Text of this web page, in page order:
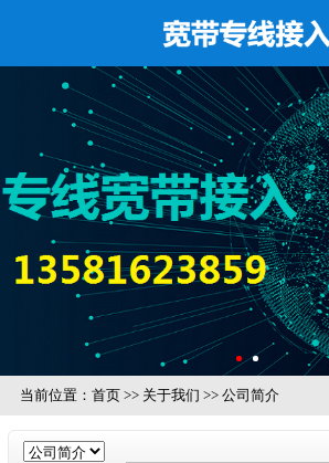
当前位置： 首页>> 关于我们 >> 公司简介